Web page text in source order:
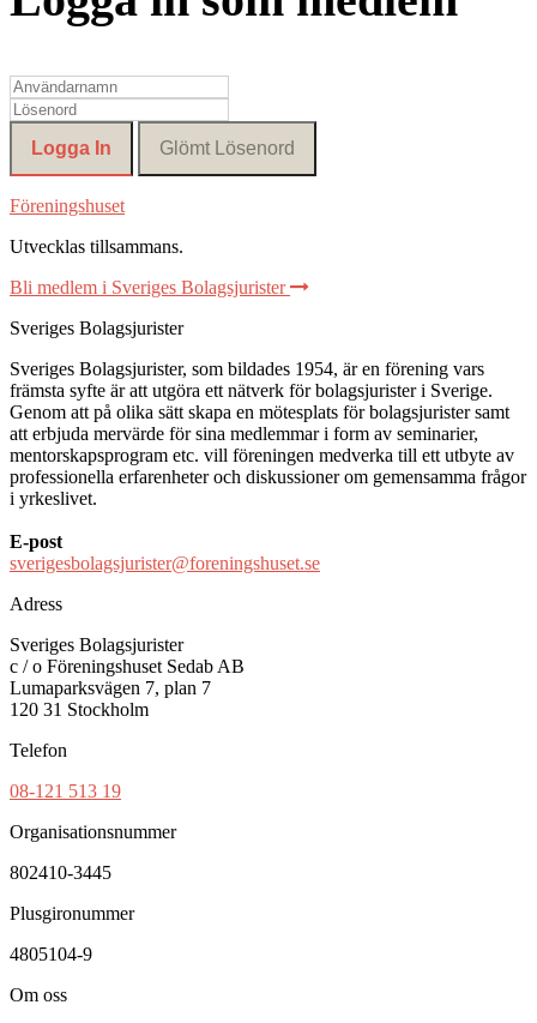
Föreningshuset
Utvecklas tillsammans.
Bli medlem i Sveriges Bolagsjurister
Sveriges Bolagsjurister
Sveriges Bolagsjurister, som bildades 1954, är en förening vars
främsta syfte är att utgöra ett nätverk för bolagsjurister i Sverige.
Genom att på olika sätt skapa en mötesplats för bolagsjurister samt
att erbjuda mervärde för sina medlemmar i form av seminarier,
mentorskapsprogram etc. vill föreningen medverka till ett utbyte av
professionella erfarenheter och diskussioner om gemensamma frågor
i yrkeslivet.
E-post
sverigesbolagsjurister@foreningshuset.se
Adress
Sveriges Bolagsjurister
c / o Föreningshuset Sedab AB
Lumaparksvägen 7, plan 7
120 31 Stockholm
Telefon
08-121 513 19
Organisationsnummer
802410-3445
Plusgironummer
4805104-9
Om oss